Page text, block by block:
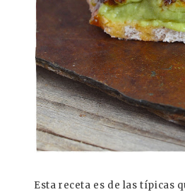
Esta receta es de las típicas